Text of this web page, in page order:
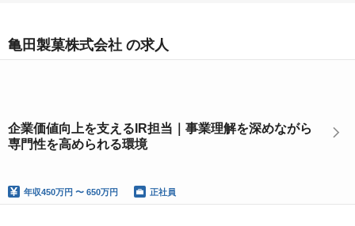
亀田製菓株式会社 の求人
企業価値向上を支えるIR担当｜事業理解を深めながら
専門性を高められる環境
年収450万円 〜 650万円 正社員